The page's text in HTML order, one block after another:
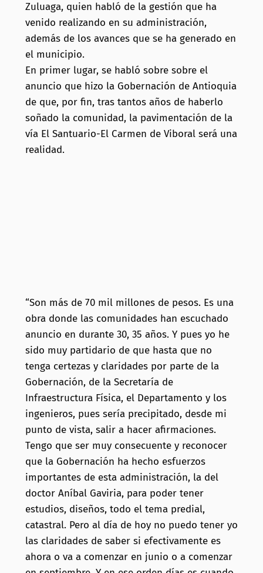
Zuluaga, quien habló de la gestión que ha
venido realizando en su administración,
además de los avances que se ha generado en
el municipio.
En primer lugar, se habló sobre sobre el
anuncio que hizo la Gobernación de Antioquia
de que, por fin, tras tantos años de haberlo
soñado la comunidad, la pavimentación de la
vía El Santuario-El Carmen de Viboral será una
realidad.
“Son más de 70 mil millones de pesos. Es una
obra donde las comunidades han escuchado
anuncio en durante 30, 35 años. Y pues yo he
sido muy partidario de que hasta que no
tenga certezas y claridades por parte de la
Gobernación, de la Secretaría de
Infraestructura Física, el Departamento y los
ingenieros, pues sería precipitado, desde mi
punto de vista, salir a hacer afirmaciones.
Tengo que ser muy consecuente y reconocer
que la Gobernación ha hecho esfuerzos
importantes de esta administración, la del
doctor Aníbal Gaviria, para poder tener
estudios, diseños, todo el tema predial,
catastral. Pero al día de hoy no puedo tener yo
las claridades de saber si efectivamente es
ahora o va a comenzar en junio o a comenzar